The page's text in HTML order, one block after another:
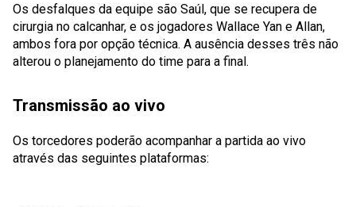
Os desfalques da equipe são Saúl, que se recupera de
cirurgia no calcanhar, e os jogadores Wallace Yan e Allan,
ambos fora por opção técnica. A ausência desses três não
alterou o planejamento do time para a final.
Transmissão ao vivo
Os torcedores poderão acompanhar a partida ao vivo
através das seguintes plataformas: